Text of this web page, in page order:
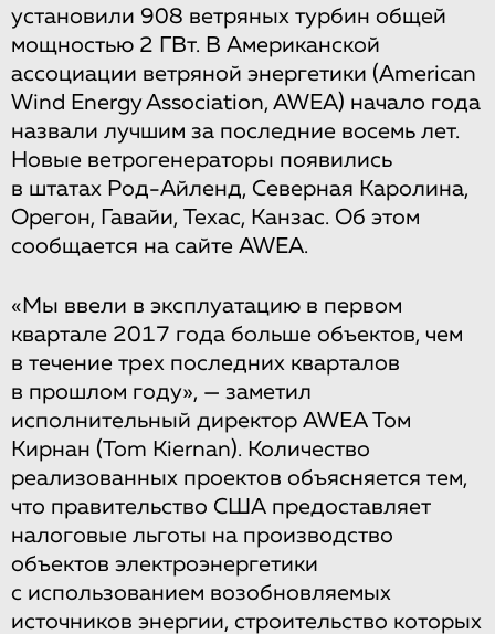
установили 908 ветряных турбин общей
мощностью 2 ГВт. В Американской
ассоциации ветряной энергетики (American
Wind Energy Association, AWEA) начало года
назвали лучшим за последние восемь лет.
Новые ветрогенераторы появились
в штатах Род-Айленд, Северная Каролина,
Орегон, Гавайи, Техас, Канзас. Об этом
сообщается на сайте AWEA.
«Мы ввели в эксплуатацию в первом
квартале 2017 года больше объектов, чем
в течение трех последних кварталов
в прошлом году», — заметил
исполнительный директор AWEA Том
Кирнан (Tom Kiernan). Количество
реализованных проектов объясняется тем,
что правительство США предоставляет
налоговые льготы на производство
объектов электроэнергетики
с использованием возобновляемых
источников энергии, строительство которых